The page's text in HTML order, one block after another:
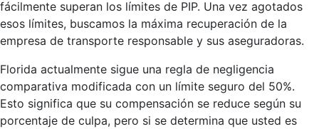
fácilmente superan los límites de PIP. Una vez agotados
esos límites, buscamos la máxima recuperación de la
empresa de transporte responsable y sus aseguradoras.
Florida actualmente sigue una regla de negligencia
comparativa modificada con un límite seguro del 50%.
Esto significa que su compensación se reduce según su
porcentaje de culpa, pero si se determina que usted es